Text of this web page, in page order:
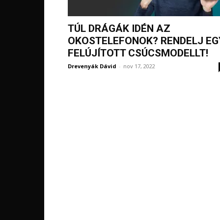
TÚL DRÁGÁK IDÉN AZ
OKOSTELEFONOK? RENDELJ
FELÚJÍTOTT CSÚCSMODELLT!
Drevenyák Dávid - nov 17, 2022